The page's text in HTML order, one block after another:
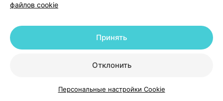
КаталогКорзинаИзбранноеПрофиль
Для нежелательных реакций, отмеченных «*»,
невозможно точно оценить частоту, поскольку
данные нежелательные реакции не наблюдались в
клинических исследованиях у 2762 пациентов
вероятно, не превышает «нечасто».
Сообщение о нежелательных реакциях
файлов cookie
Отклонить
Принять
Персональные настройки Cookie